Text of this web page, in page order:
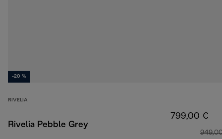
-20 %
RIVELIA
Rivelia Pebble Grey
799,00 €